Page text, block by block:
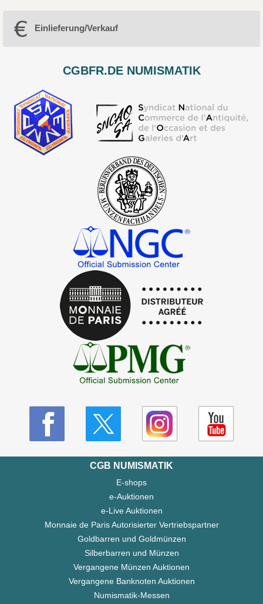
Einlieferung/Verkauf
CGBFR.DE NUMISMATIK
CGB NUMISMATIK
E-shops
e-Auktionen
e-Live Auktionen
Monnaie de Paris Autorisierter Vertriebspartner
Goldbarren und Goldmünzen
Silberbarren und Münzen
Vergangene Münzen Auktionen
Vergangene Banknoten Auktionen
Numismatik-Messen